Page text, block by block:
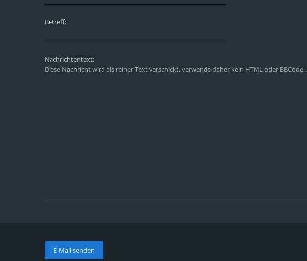
Betreff:
Nachrichtentext:
Diese Nachricht wird als reiner Text verschickt, verwende daher kein HTML oder